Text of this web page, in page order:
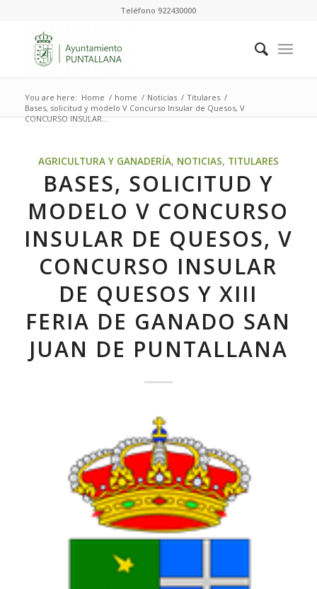
Teléfono 922430000
You are here: Home / home / Noticias / Titulares /
Bases, solicitud y modelo V Concurso Insular de Quesos, V
CONCURSO INSULAR...
AGRICULTURA Y GANADERÍA, NOTICIAS, TITULARES
BASES, SOLICITUD Y
MODELO V CONCURSO
INSULAR DE QUESOS, V
CONCURSO INSULAR
DE QUESOS Y XIII
FERIA DE GANADO SAN
JUAN DE PUNTALLANA